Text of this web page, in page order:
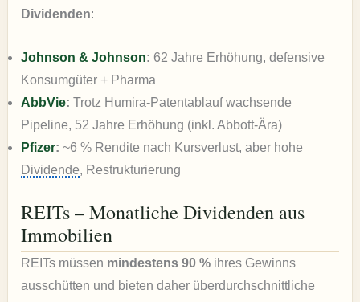
Dividenden:
Johnson & Johnson: 62 Jahre Erhöhung, defensive
Konsumgüter + Pharma
AbbVie: Trotz Humira-Patentablauf wachsende
Pipeline, 52 Jahre Erhöhung (inkl. Abbott-Ära)
Pfizer: ~6 % Rendite nach Kursverlust, aber hohe
Dividende, Restrukturierung
REITs – Monatliche Dividenden aus
Immobilien
REITs müssen mindestens 90 %ihres Gewinns
ausschütten und bieten daher überdurchschnittliche